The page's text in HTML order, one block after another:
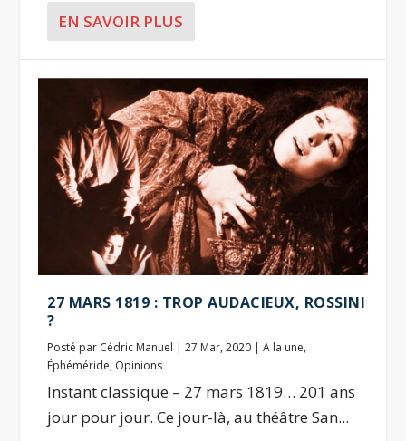
EN SAVOIR PLUS
27 MARS 1819 : TROP AUDACIEUX, ROSSINI
?
Posté par Cédric Manuel |27 Mar, 2020 |A la une,
Éphéméride, Opinions
Instant classique – 27 mars 1819… 201 ans
jour pour jour. Ce jour-là, au théâtre San...